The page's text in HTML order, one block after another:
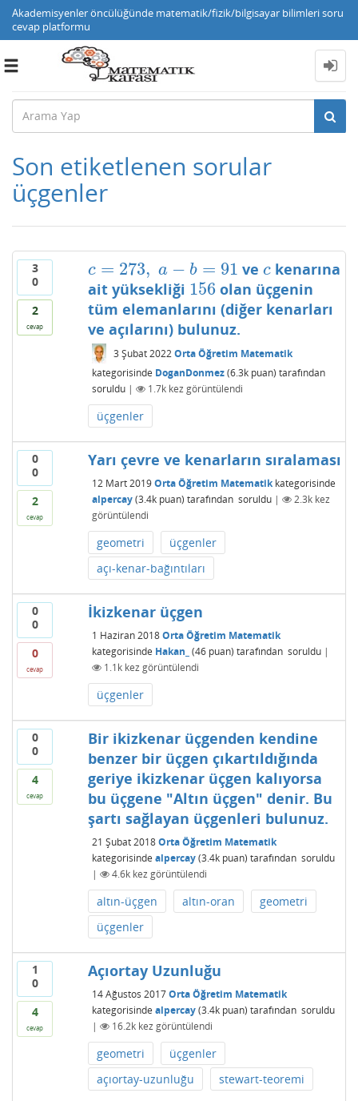
Akademisyenler öncülüğünde matematik/fizik/bilgisayar bilimleri soru
cevap platformu
Toggle
Son etiketlenen sorular
üçgenler
3
0
2
cevap
c = 273, a − b = 91
c=273, a− b=91 ve c
c kenarına
ait yüksekliği 156
156olan üçgenin
tüm elemanlarını (diğer kenarları
ve açılarını) bulunuz.
3 Şubat 2022 Orta Öğretim Matematik
kategorisinde DoganDonmez (6.3kpuan) tarafından
soruldu | 1.7kkez görüntülendi
üçgenler
0
0
2
cevap
Yarı çevre ve kenarların sıralaması
12 Mart 2019 Orta Öğretim Matematikkategorisinde
alpercay (3.4kpuan) tarafından soruldu | 2.3kkez
görüntülendi
geometri
üçgenler
açı-kenar-bağıntıları
0
0
0
cevap
İkizkenar üçgen
1 Haziran 2018 Orta Öğretim Matematik
kategorisinde Hakan_ (46puan) tarafından soruldu |
1.1kkez görüntülendi
üçgenler
0
0
4
cevap
Bir ikizkenar üçgenden kendine
benzer bir üçgen çıkartıldığında
geriye ikizkenar üçgen kalıyorsa
bu üçgene "Altın üçgen" denir. Bu
şartı sağlayan üçgenleri bulunuz.
21 Şubat 2018 Orta Öğretim Matematik
kategorisinde alpercay (3.4kpuan) tarafından soruldu
|
4.6kkez görüntülendi
altın-üçgen altın-oran
geometri
üçgenler
1
0
4
cevap
Açıortay Uzunluğu
14 Ağustos 2017 Orta Öğretim Matematik
kategorisinde alpercay (3.4kpuan) tarafından soruldu
|
16.2kkez görüntülendi
geometri
üçgenler
açıortay-uzunluğu
stewart-teoremi